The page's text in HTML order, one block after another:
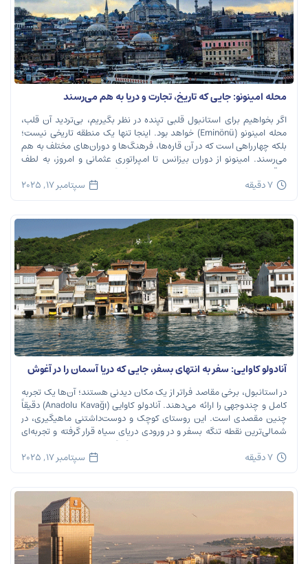
محله امینونو: جایی که تاریخ، تجارت و دریا به هم می‌رسند
اگر بخواهیم برای استانبول قلبی تپنده در نظر بگیریم، بی‌تردید آن قلب،
محله امینونو (Eminönü) خواهد بود. اینجا تنها یک منطقه تاریخی نیست؛
بلکه چهارراهی است که در آن قاره‌ها، فرهنگ‌ها و دوران‌های مختلف به هم
می‌رسند. امینونو از دوران بیزانس تا امپراتوری عثمانی و امروز، به لطف
موقعیت استراتژیک خود در دهانه خلیج شاخ […]
7 دقیقه سپتامبر 17, 2025
آنادولو کاوایی: سفر به انتهای بسفر، جایی که دریا آسمان را در آغوش
در استانبول، برخی مقاصد فراتر از یک مکان دیدنی هستند؛ آن‌ها یک تجربه
کامل و چندوجهی را ارائه می‌دهند. آنادولو کاوایی (Anadolu Kavağı) دقیقاً
چنین مقصدی است. این روستای کوچک و دوست‌داشتنی ماهیگیری، در
شمالی‌ترین نقطه تنگه بسفر و در ورودی دریای سیاه قرار گرفته و تجربه‌ای
بی‌نظیر از تاریخ، طبیعت و طعم‌های اصیل را […]
7 دقیقه سپتامبر 17, 2025